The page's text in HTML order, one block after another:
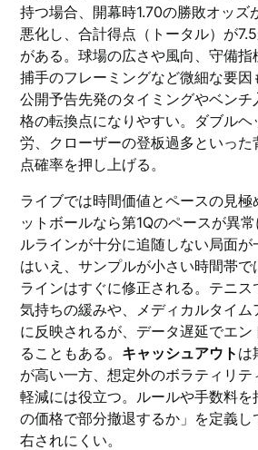
持つ場合、開幕時1.70の勝敗オッズ
悪化し、合計得点（トータル）が
がある。球場の広さや風向、守備指
捕手のフレーミングなど微細な要因
公開予告先発のタイミングやベン
格の転換点になりやすい。ダブルヘ
労、クローザーの登板過多といっ
点確率を押し上げる。
ライブでは時間価値とペースの見
ットボールなら第1Qのペースが異
ルラインが十分に追随しない局面が
はいえ、サンプルが小さい時間帯で
ラインはすぐに修正される。テニ
気持ちの緩みや、メディカルタイ
に反映されるが、データ遅延でエ
ることもある。 キャッシュアウト は
が高い一方、想定外のボラティリテ
軽減には役立つ。ルールや手数料
の価格で部分撤退するか」を定義
右されにくい。